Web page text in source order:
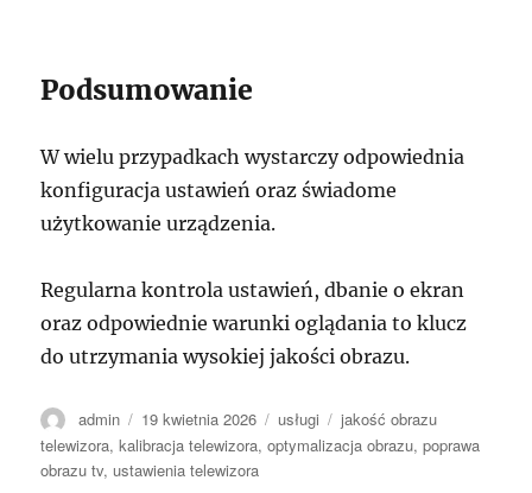
Podsumowanie
W wielu przypadkach wystarczy odpowiednia
konfiguracja ustawień oraz świadome
użytkowanie urządzenia.
Regularna kontrola ustawień, dbanie o ekran
oraz odpowiednie warunki oglądania to klucz
do utrzymania wysokiej jakości obrazu.
Autor
admin
Data
publikacji
19 kwietnia 2026 Kategorie
usługi Tagi
jakość obrazu
telewizora,kalibracja telewizora,optymalizacja obrazu,poprawa
obrazu tv, ustawienia telewizora